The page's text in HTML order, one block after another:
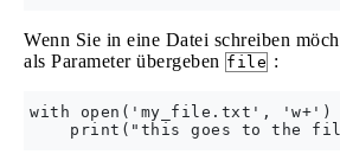
Wenn Sie in eine Datei schreiben
als Parameter übergeben file :
with open('my_file.txt', 'w+')